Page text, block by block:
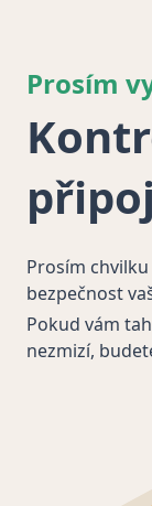
Prosím
Prosím
bezpečnost
Pokud vám
nezmizí,